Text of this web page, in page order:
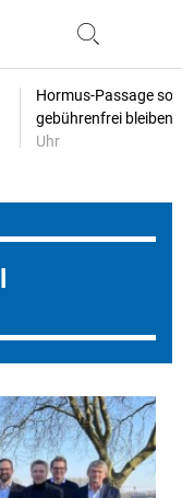
Hormus-Passage
gebührenfrei bleiben
Uhr